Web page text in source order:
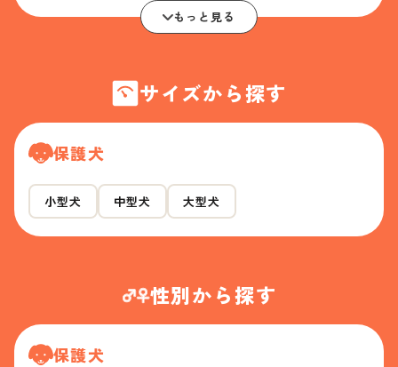
もっと見る
サイズから探す
保護犬
小型犬 中型犬 大型犬
性別から探す
保護犬